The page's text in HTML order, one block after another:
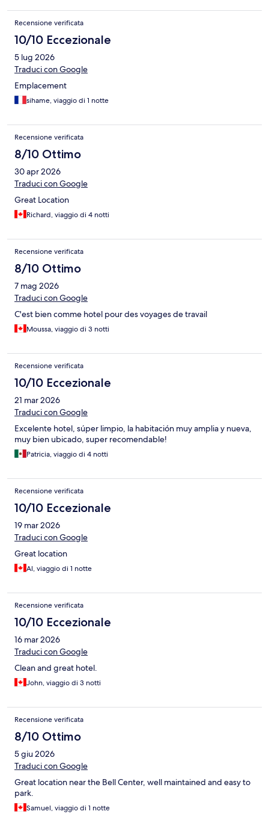
Recensione verificata
10/10 Eccezionale
5 lug 2026
Traduci con Google
Emplacement
sihame, viaggio di 1 notte
Recensione verificata
8/10 Ottimo
30 apr 2026
Traduci con Google
Great Location
Richard, viaggio di 4 notti
Recensione verificata
8/10 Ottimo
7 mag 2026
Traduci con Google
C'est bien comme hotel pour des voyages de travail
Moussa, viaggio di 3 notti
Recensione verificata
10/10 Eccezionale
21 mar 2026
Traduci con Google
Excelente hotel, súper limpio, la habitación muy amplia y nueva,
muy bien ubicado, super recomendable!
Patricia, viaggio di 4 notti
Recensione verificata
10/10 Eccezionale
19 mar 2026
Traduci con Google
Great location
Al, viaggio di 1 notte
Recensione verificata
10/10 Eccezionale
16 mar 2026
Traduci con Google
Clean and great hotel.
John, viaggio di 3 notti
Recensione verificata
8/10 Ottimo
5 giu 2026
Traduci con Google
Great location near the Bell Center, well maintained and easy to
park.
Samuel, viaggio di 1 notte